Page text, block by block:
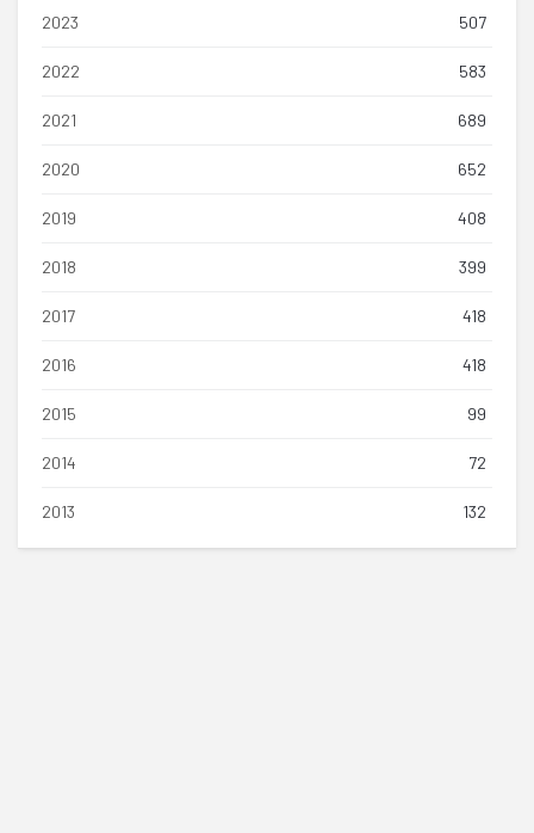
2023 507
2022 583
2021 689
2020 652
2019 408
2018 399
2017 418
2016 418
2015 99
2014 72
2013 132